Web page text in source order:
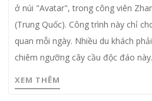
ở núi "Avatar", trong công viên
(Trung Quốc). Công trình này chỉ
quan mỗi ngày. Nhiều du khách
chiêm ngưỡng cây cầu độc đáo này.
XEM THÊM